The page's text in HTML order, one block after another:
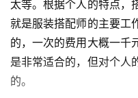
太等。根据个人的特点，
就是服装搭配师的主要工
的，一次的费用大概一千
是非常适合的，但对个人
的。